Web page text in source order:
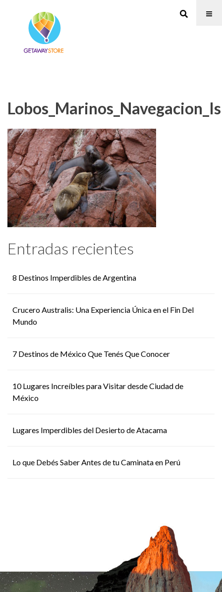
Entradas recientes
8 Destinos Imperdibles de Argentina
Crucero Australis: Una Experiencia Única en el Fin Del
Mundo
7 Destinos de México Que Tenés Que Conocer
10 Lugares Increíbles para Visitar desde Ciudad de
México
Lugares Imperdibles del Desierto de Atacama
Lo que Debés Saber Antes de tu Caminata en Perú